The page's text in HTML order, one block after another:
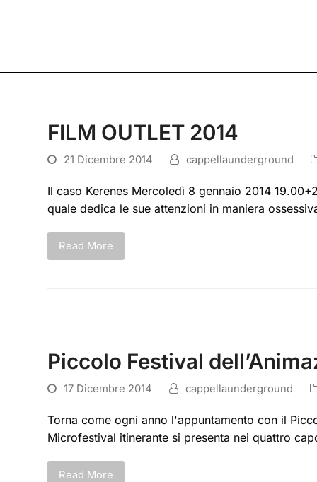
FILM OUTLET 2014
21 Dicembre 2014 cappellaunderground
Il caso Kerenes Mercoledì 8 gennaio 2014
quale dedica le sue attenzioni in maniera
Read More
Piccolo Festival
17 Dicembre 2014 cappellaunderground
Torna come ogni anno l'appuntamento con il
Microfestival itinerante si presenta nei quattro
Read More